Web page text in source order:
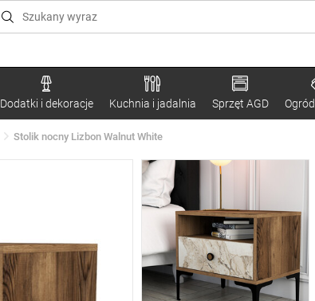
Dodatki i dekoracje Kuchnia i jadalnia Sprzęt AGD
Stolik nocny Lizbon Walnut White